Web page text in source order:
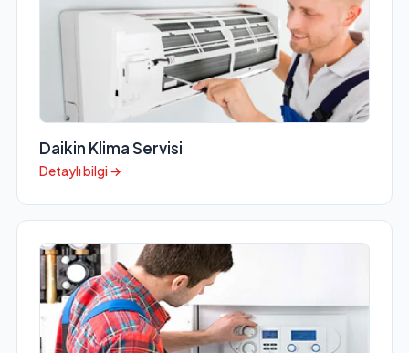
Daikin Klima Servisi
Detaylı bilgi →